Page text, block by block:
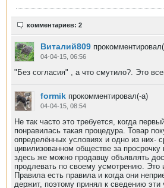
комментариев: 2
Виталий809
04-04-15, 06:56
"Без согласия" , а что смутило?. Это
formik прокомментировал(-а)
04-04-15, 08:54
Не так часто это требуется, когда
понравилась такая процедура. Товар
определённых условиях и одно из них-
цивилизованном обществе за просрочку
здесь же можно продавцу объявлять
продлевать по своему усмотрению. Это
Правила есть правила и когда они
держит, поэтому принял к сведению эти